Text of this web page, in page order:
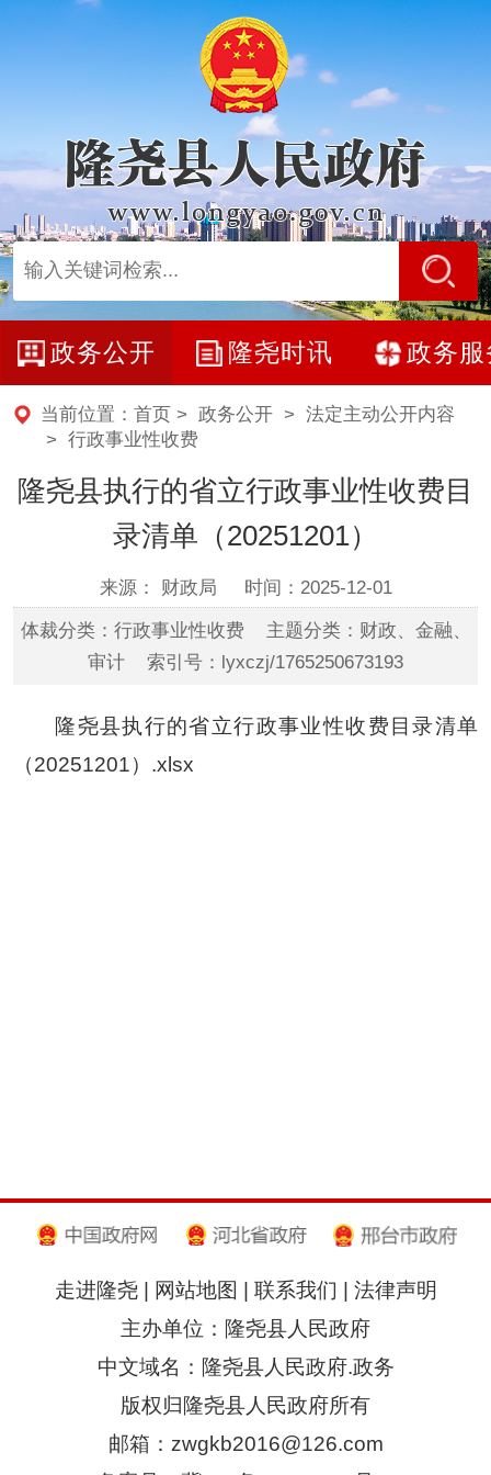
政务公开 隆尧时讯 政务服
当前位置： 首页 > 政务公开> 法定主动公开内容
> 行政事业性收费
​隆尧县执行的省立行政事业性收费目
录清单（20251201）
来源： 财政局 时间：2025-12-01
体裁分类：行政事业性收费 主题分类：财政、金融、
审计 索引号：lyxczj/1765250673193
隆尧县执行的省立行政事业性收费目录清单
（20251201）.xlsx
走进隆尧| 网站地图 联系我们
法律声明
主办单位：隆尧县人民政府
中文域名：隆尧县人民政府.政务
版权归隆尧县人民政府所有
邮箱：zwgkb2016@126.com